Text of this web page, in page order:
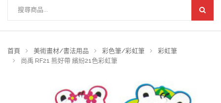
首頁 美術畫材/書法用品 彩色筆/彩虹筆
彩虹筆
尚禹 RF21 熊好帶 繽紛21色彩虹筆